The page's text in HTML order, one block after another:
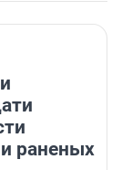
раненых